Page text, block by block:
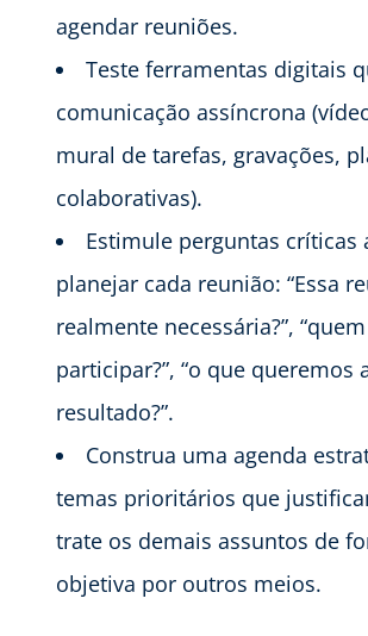
agendar reuniões.
Teste ferramentas digitais
comunicação assíncrona
mural de tarefas, gravações,
colaborativas).
Estimule perguntas críticas
planejar cada reunião: “Essa
realmente necessária?”,
participar?”, “o que queremos
resultado?”.
Construa uma agenda
temas prioritários que
trate os demais assuntos de
objetiva por outros meios.